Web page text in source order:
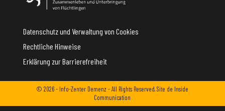
Datenschutz und Verwaltung von Cookies
Rechtliche Hinweise
Erklärung zur Barrierefreiheit
© 2026 - Info-Zenter Demenz - All Rights Reserved. Site de Inside
Communication